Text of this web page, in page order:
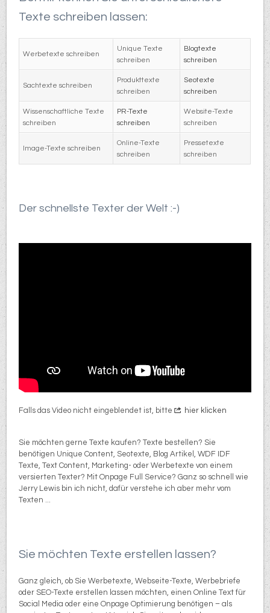
Texte schreiben lassen:
Werbetexte schreiben
Unique Texte
schreiben
Blogtexte
schreiben
Sachtexte schreiben
Produkttexte
schreiben
Seotexte
schreiben
Wissenschaftliche Texte
schreiben
PR-Texte
schreiben
Website-Texte
schreiben
Image-Texte schreiben
Online-Texte
schreiben
Pressetexte
schreiben
Der schnellste Texter der Welt :-)
Falls das Video nicht eingeblendet ist, bitte hier klicken
Sie möchten gerne Texte kaufen? Texte bestellen? Sie
benötigen Unique Content, Seotexte, Blog Artikel, WDF IDF
Texte, Text Content, Marketing- oder Werbetexte von einem
versierten Texter? Mit Onpage Full Service? Ganz so schnell wie
Jerry Lewis bin ich nicht, dafür verstehe ich aber mehr vom
Texten ...
Sie möchten Texte erstellen lassen?
Ganz gleich, ob Sie Werbetexte, Webseite-Texte, Werbebriefe
oder SEO-Texte erstellen lassen möchten, einen Online Text für
Social Media oder eine Onpage Optimierung benötigen – als